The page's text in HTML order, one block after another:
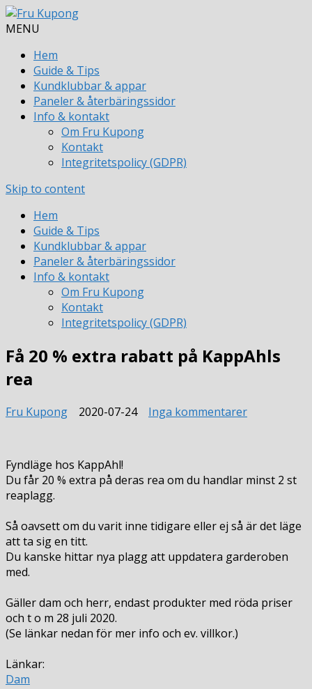
MENU
Hem
Guide & Tips
Kundklubbar & appar
Paneler & återbäringssidor
Info & kontakt
Om Fru Kupong
Kontakt
Integritetspolicy (GDPR)
Skip to content
Hem
Guide & Tips
Kundklubbar & appar
Paneler & återbäringssidor
Info & kontakt
Om Fru Kupong
Kontakt
Integritetspolicy (GDPR)
Få 20 % extra rabatt på KappAhls
rea
Fru Kupong 2020-07-24 Inga kommentarertill
extra
rabatt
KappAhls
rea
Fyndläge hos KappAhl!
Du får 20 % extra på deras rea om du handlar minst 2 st
reaplagg.
Så oavsett om du varit inne tidigare eller ej så är det läge
att ta sig en titt.
Du kanske hittar nya plagg att uppdatera garderoben
med.
Gäller dam och herr, endast produkter med röda priser
och t o m 28 juli 2020.
(Se länkar nedan för mer info och ev. villkor.)
Länkar:
Dam